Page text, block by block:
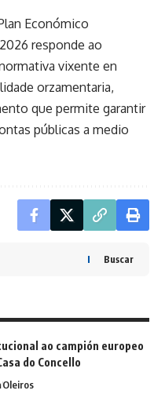
Económico
responde ao
vixente en
orzamentaria,
que permite garantir
públicas a medio
Buscar
ao campión europeo
do Concello
Oleiros